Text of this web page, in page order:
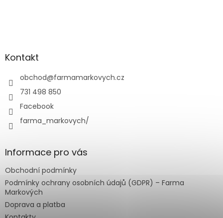
aKontakt
obchod@farmamarkovych.cz
731 498 850
Facebook
farma_markovych/
Informace pro vás
Obchodní podmínky
Podmínky ochrany osobních údajů (GDPR) – Farma
Markových
Doprava a platba